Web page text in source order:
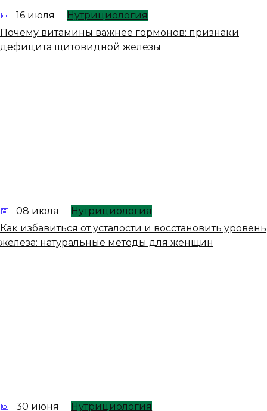
16 июля
Нутрициология
Почему витамины важнее гормонов: признаки
дефицита щитовидной железы
08 июля
Нутрициология
Как избавиться от усталости и восстановить уровень
железа: натуральные методы для женщин
30 июня Нутрициология